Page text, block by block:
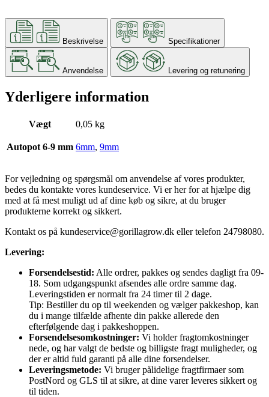
Beskrivelse Specifikationer
Anvendelse Levering og retunering
Yderligere information
Vægt 0,05 kg
Autopot 6-9 mm 6mm, 9mm
For vejledning og spørgsmål om anvendelse af vores produkter,
bedes du kontakte vores kundeservice. Vi er her for at hjælpe dig
med at få mest muligt ud af dine køb og sikre, at du bruger
produkterne korrekt og sikkert.
Kontakt os på kundeservice@gorillagrow.dk eller telefon 24798080.
Levering:
Forsendelsestid: Alle ordrer, pakkes og sendes dagligt fra 09-
18. Som udgangspunkt afsendes alle ordre samme dag.
Leveringstiden er normalt fra 24 timer til 2 dage.
Tip: Bestiller du op til weekenden og vælger pakkeshop, kan
du i mange tilfælde afhente din pakke allerede den
efterfølgende dag i pakkeshoppen.
Forsendelsesomkostninger: Vi holder fragtomkostninger
nede, og har valgt de bedste og billigste fragt muligheder, og
der er altid fuld garanti på alle dine forsendelser.
Leveringsmetode: Vi bruger pålidelige fragtfirmaer som
PostNord og GLS til at sikre, at dine varer leveres sikkert og
til tiden.